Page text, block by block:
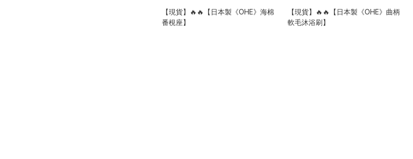
【現貨】🔥🔥【日本製《OHE》海棉
番梘座】
【現貨】🔥🔥【日本製《OHE》曲柄
軟毛沐浴刷】